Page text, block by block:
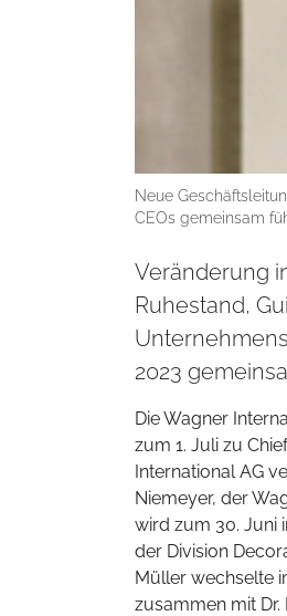
Neue
CEOs gemeinsam
Veränderung
Ruhestand,
2023
Die Wagner
zum 1. Juli zu
International AG
Niemeyer, der
wird zum 30. Juni
der Division
Müller wechselte
zusammen mit